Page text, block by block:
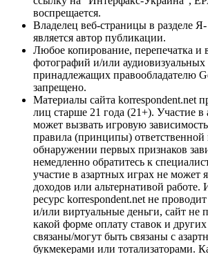
воспрещается.
Владелец веб-страницы в разделе
является автор публикации.
Любое копирование, перепечатка и
фотографий и/или аудиовизуальных
принадлежащих правообладателю
запрещено.
Материалы сайта korrespondent.net
лиц старше 21 года (21+). Участие в
может вызвать игровую
правила (принципы)
обнаружении первых признаков
немедленно обратитесь к
участие в азартных играх не может
доходов или альтернативой
ресурс korrespondent.net не
и/или виртуальные деньги, сайт не
какой форме оплату ставок и
связаны/могут быть связаны с
букмекерами или тотализаторами.